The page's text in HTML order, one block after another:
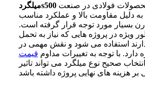
میلگردs500یکی از مهم ترین محصولات فولادی در صنعت
دلیل مقاومت بالا و عملکرد مناسب
بسیار مورد توجه قرار گرفته است.
ویژه در پروژه هایی که نیاز به تحمل
استفاده می شود و نقش مهمی در
دارد. با توجه به تغییرات مداوم قیمت
انتخاب صحیح نوع میلگرد می تواند تاثیر